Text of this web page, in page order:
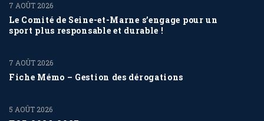
Le Comité de Seine-et-Marne s’engage pour un
sport plus responsable et durable !
7 AOÛT 2026
Fiche Mémo – Gestion des dérogations
7 AOÛT 2026
5 AOÛT 2026